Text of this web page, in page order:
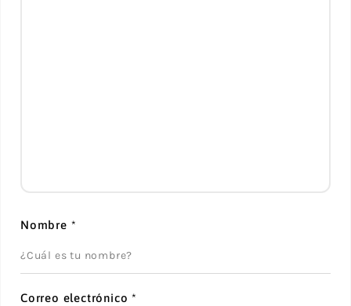
Nombre *
Correo electrónico*